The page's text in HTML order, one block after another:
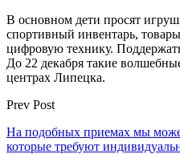
В основном дети просят
спортивный инвентарь,
цифровую технику.
До 22 декабря такие
центрах Липецка.
Prev Post
На подобных приемах мы
которые требуют